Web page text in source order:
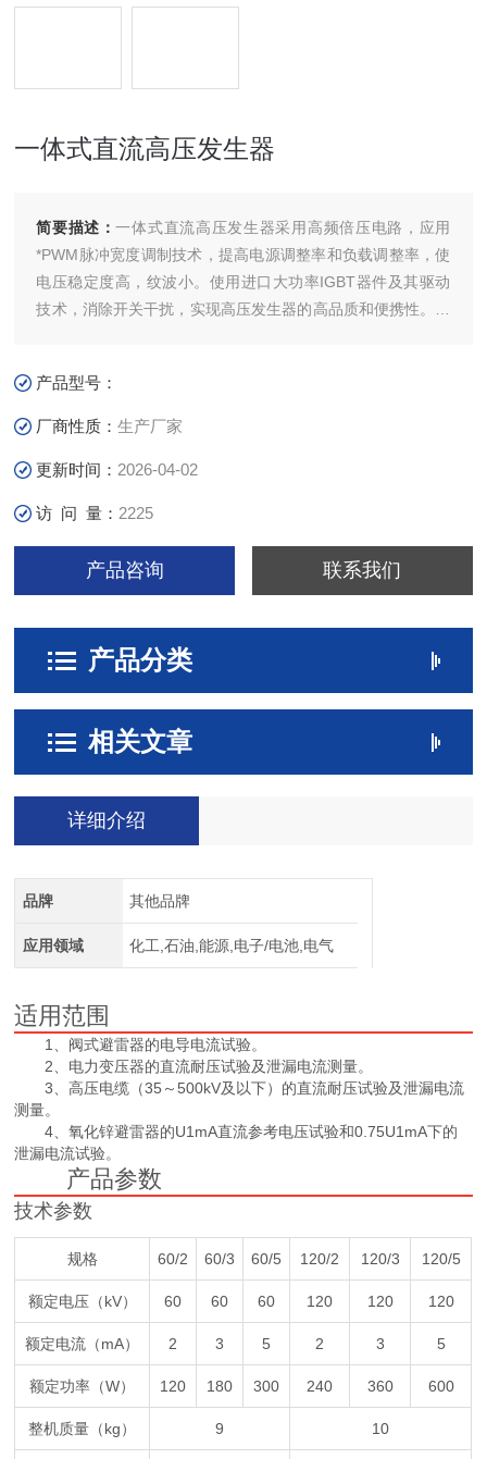
一体式直流高压发生器
简要描述：一体式直流高压发生器采用高频倍压电路，应用
*PWM脉冲宽度调制技术，提高电源调整率和负载调整率，使
电压稳定度高，纹波小。使用进口大功率IGBT器件及其驱动
技术，消除开关干扰，实现高压发生器的高品质和便携性。选
隔离和接地等措施，提升整机安全性，并能承受额定电压放电
而不损坏。
产品型号：
厂商性质：生产厂家
更新时间： 2026-04-02
访 问 量： 2225
产品咨询 联系我们
产品分类
相关文章
详细介绍
品牌 其他品牌
应用领域 化工,石油,能源,电子/电池,电气
适用范围
1、阀式避雷器的电导电流试验。
2、电力变压器的直流耐压试验及泄漏电流测量。
3、高压电缆（35～500kV及以下）的直流耐压试验及泄漏电流
测量。
4、氧化锌避雷器的U1mA直流参考电压试验和0.75U1mA下的
泄漏电流试验。
产品参数
技术参数
规格 60/2 60/3 60/5 120/2 120/3 120/5
额定电压（kV） 60 60 60 120 120 120
额定电流（mA） 2 3 5 2 3 5
额定功率（W） 120 180 300 240 360 600
整机质量（kg） 9 10